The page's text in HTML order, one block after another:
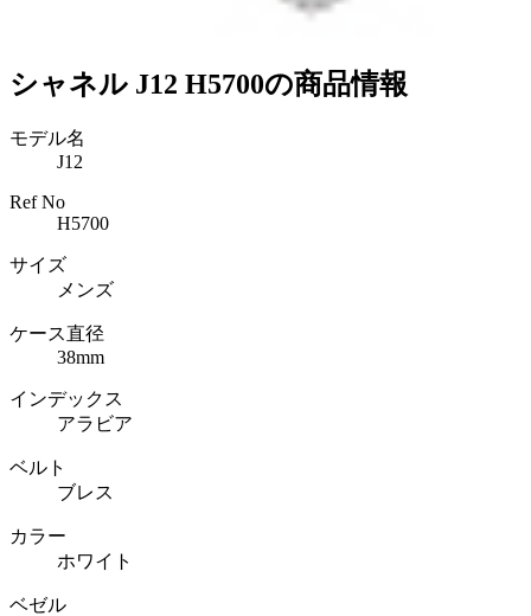
シャネル J12 H5700の商品情報
モデル名
J12
Ref No
H5700
サイズ
メンズ
ケース直径
38mm
インデックス
アラビア
ベルト
ブレス
カラー
ホワイト
ベゼル